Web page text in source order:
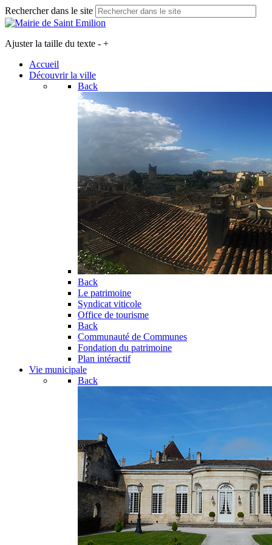
Rechercher dans le site
Ajuster la taille du texte - +
Accueil
Découvrir la ville
Back
Back
Le patrimoine
Syndicat viticole
Office de tourisme
Back
Communauté de Communes
Fondation du patrimoine
Plan intéractif
Vie municipale
Back